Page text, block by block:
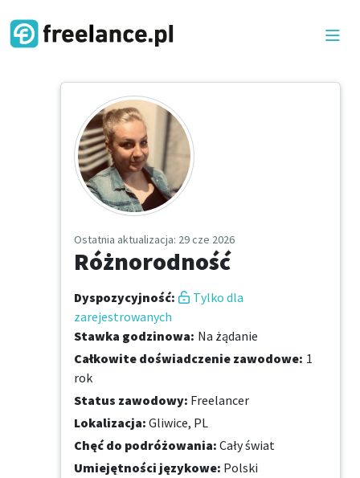
Ostatnia aktualizacja: 29 cze 2026
Różnorodność
Dyspozycyjność:
Tylko dla
zarejestrowanych
Stawka godzinowa: Na żądanie
Całkowite doświadczenie zawodowe: 1
rok
Status zawodowy: Freelancer
Lokalizacja: Gliwice, PL
Chęć do podróżowania: Cały świat
Umiejętności językowe: Polski